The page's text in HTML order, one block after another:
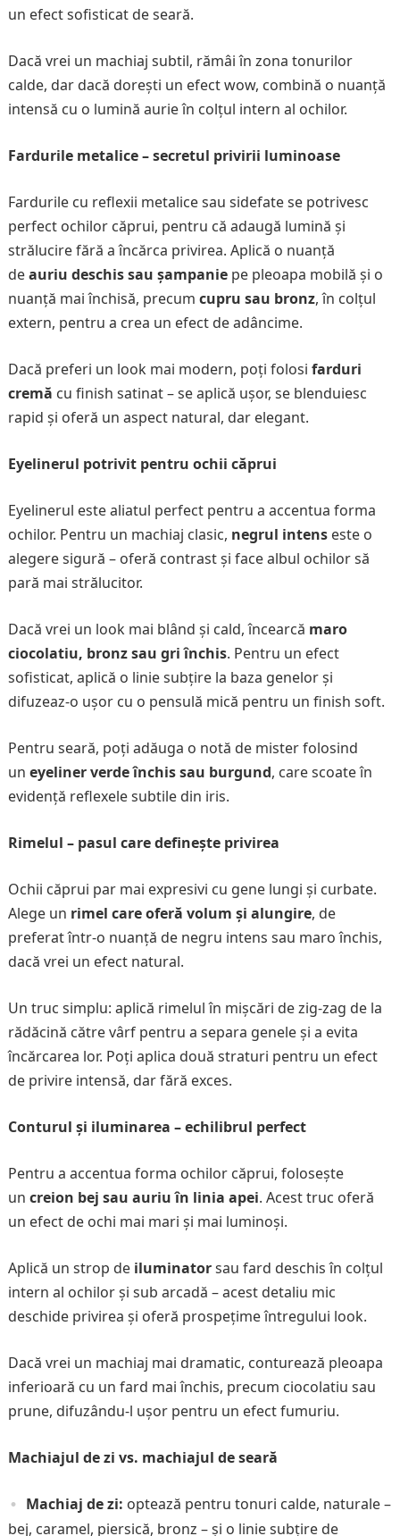
un efect sofisticat de seară.
Dacă vrei un machiaj subtil, rămâi în zona tonurilor
calde, dar dacă dorești un efect wow, combină o nuanță
intensă cu o lumină aurie în colțul intern al ochilor.
Fardurile metalice – secretul privirii luminoase
Fardurile cu reflexii metalice sau sidefate se potrivesc
perfect ochilor căprui, pentru că adaugă lumină și
strălucire fără a încărca privirea. Aplică o nuanță
deauriu deschis sau șampaniepe pleoapa mobilă și o
nuanță mai închisă, precum cupru sau bronz, în colțul
extern, pentru a crea un efect de adâncime.
Dacă preferi un look mai modern, poți folosi farduri
cremă cu finish satinat – se aplică ușor, se blenduiesc
rapid și oferă un aspect natural, dar elegant.
Eyelinerul potrivit pentru ochii căprui
Eyelinerul este aliatul perfect pentru a accentua forma
ochilor. Pentru un machiaj clasic, negrul intenseste o
alegere sigură – oferă contrast și face albul ochilor să
pară mai strălucitor.
Dacă vrei un look mai blând și cald, încearcă maro
ciocolatiu, bronz sau gri închis. Pentru un efect
sofisticat, aplică o linie subțire la baza genelor și
difuzeaz-o ușor cu o pensulă mică pentru un finish soft.
Pentru seară, poți adăuga o notă de mister folosind
un eyeliner verde închis sau burgund, care scoate în
evidență reflexele subtile din iris.
Rimelul – pasul care definește privirea
Ochii căprui par mai expresivi cu gene lungi și curbate.
Alege un rimel care oferă volum și alungire, de
preferat într-o nuanță de negru intens sau maro închis,
dacă vrei un efect natural.
Un truc simplu: aplică rimelul în mișcări de zig-zag de la
rădăcină către vârf pentru a separa genele și a evita
încărcarea lor. Poți aplica două straturi pentru un efect
de privire intensă, dar fără exces.
Conturul și iluminarea – echilibrul perfect
Pentru a accentua forma ochilor căprui, folosește
un creion bej sau auriu în linia apei. Acest truc oferă
un efect de ochi mai mari și mai luminoși.
Aplică un strop de iluminatorsau fard deschis în colțul
intern al ochilor și sub arcadă – acest detaliu mic
deschide privirea și oferă prospețime întregului look.
Dacă vrei un machiaj mai dramatic, conturează pleoapa
inferioară cu un fard mai închis, precum ciocolatiu sau
prune, difuzându-l ușor pentru un efect fumuriu.
Machiajul de zi vs. machiajul de seară
Machiaj de zi: optează pentru tonuri calde, naturale –
bej, caramel, piersică, bronz – și o linie subțire de